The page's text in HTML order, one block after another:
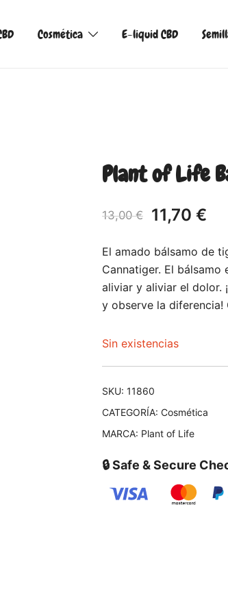
Cosmética E-liquid CBD
Plant of Life
13,00€ 11,70 €
El amado bálsamo de
Cannatiger. El
aliviar y aliviar el dolor.
y observe la diferencia!
Sin existencias
SKU: 11860
CATEGORÍA: Cosmética
MARCA: Plant of Life
🔒 Safe & Secure